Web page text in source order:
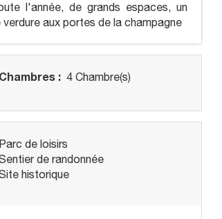
l'année, de grands espaces, un
aux portes de la champagne
Chambres : 4 Chambre(s)
Parc de loisirs
de randonnée
historique